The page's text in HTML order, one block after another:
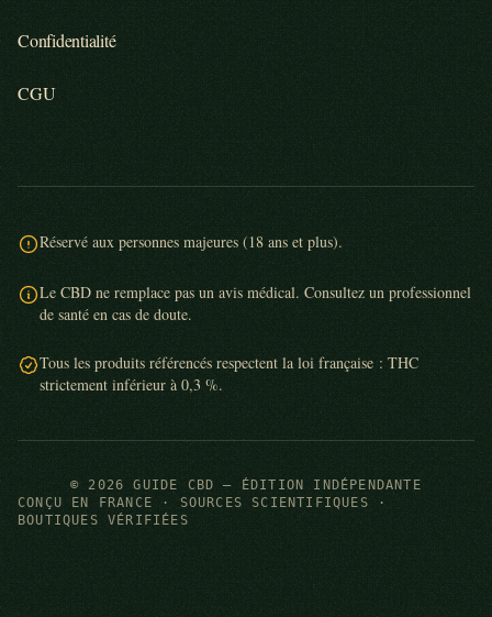
Confidentialité
CGU
Réservé aux personnes majeures (18 ans et plus).
Le CBD ne remplace pas un avis médical. Consultez un professionnel
de santé en cas de doute.
Tous les produits référencés respectent la loi française : THC
strictement inférieur à 0,3 %.
© 2026 GUIDE CBD — ÉDITION INDÉPENDANTE
CONÇU EN FRANCE · SOURCES SCIENTIFIQUES ·
BOUTIQUES VÉRIFIÉES